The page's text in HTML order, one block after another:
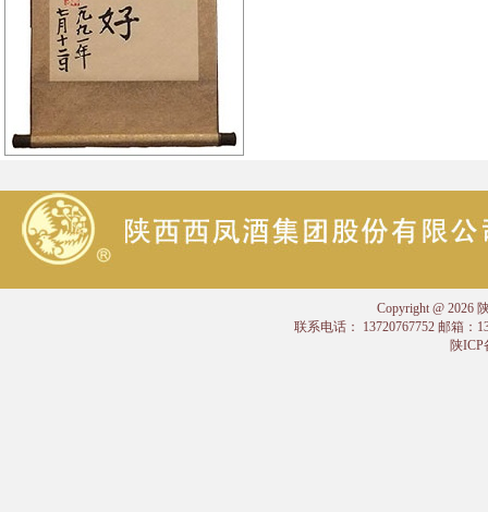
Copyright @ 2026
联系电话： 13720767752 邮箱：
陕ICP